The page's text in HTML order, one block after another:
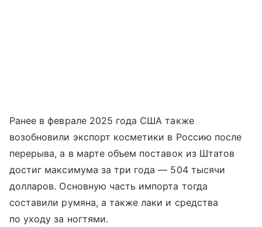
Ранее в феврале 2025 года США также
возобновили экспорт косметики в Россию после
перерыва, а в марте объем поставок из Штатов
достиг максимума за три года — 504 тысячи
долларов. Основную часть импорта тогда
составили румяна, а также лаки и средства
по уходу за ногтями.